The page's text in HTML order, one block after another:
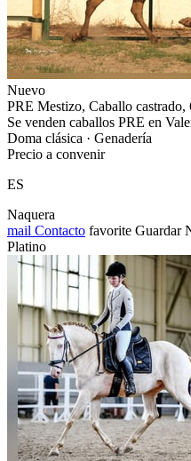
Nuevo
PRE Mestizo, Caballo castrado,
Se venden caballos PRE en
Doma clásica · Genadería
Precio a convenir
ES
Naquera
mail Contacto favorite Guardar
Platino